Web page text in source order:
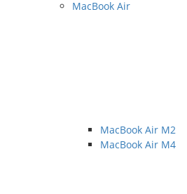
MacBook Air
MacBook Air M2
MacBook Air M4